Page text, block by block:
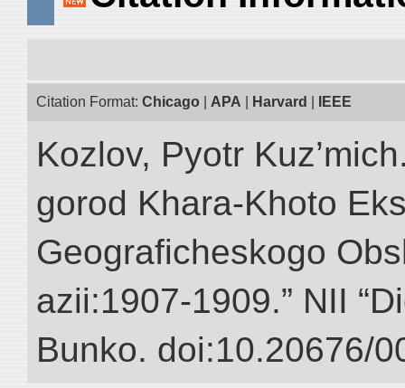
Citation Format: Chicago APA Harvard IEEE
Kozlov, Pyotr
gorod Khara-Khoto
Geograficheskogo
azii:1907-1909.” NII
Bunko. doi:10.20676/